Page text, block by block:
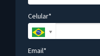
Celular*
Email*